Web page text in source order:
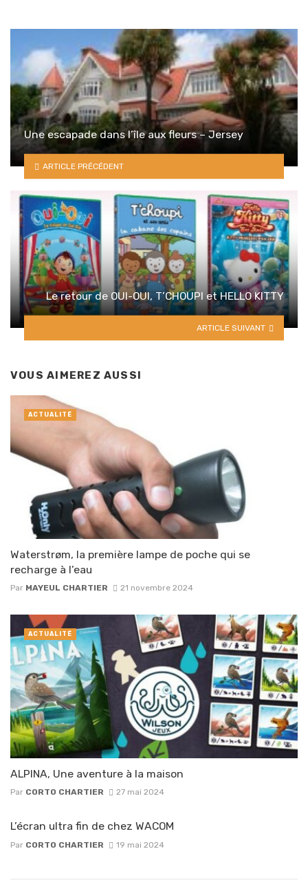
Une escapade dans l’île aux fleurs – Jersey
ARTICLE PRÉCÉDENT
Le retour de OUI-OUI, T’CHOUPI et HELLO KITTY
ARTICLE SUIVANT
VOUS AIMEREZ AUSSI
Waterstrøm, la première lampe de poche qui se
recharge à l’eau
Par MAYEUL CHARTIER 21 novembre 2024
ACTUALITÉ
ALPINA, Une aventure à la maison
Par CORTO CHARTIER 27 mai 2024
ACTUALITÉ
L’écran ultra fin de chez WACOM
Par CORTO CHARTIER 19 mai 2024